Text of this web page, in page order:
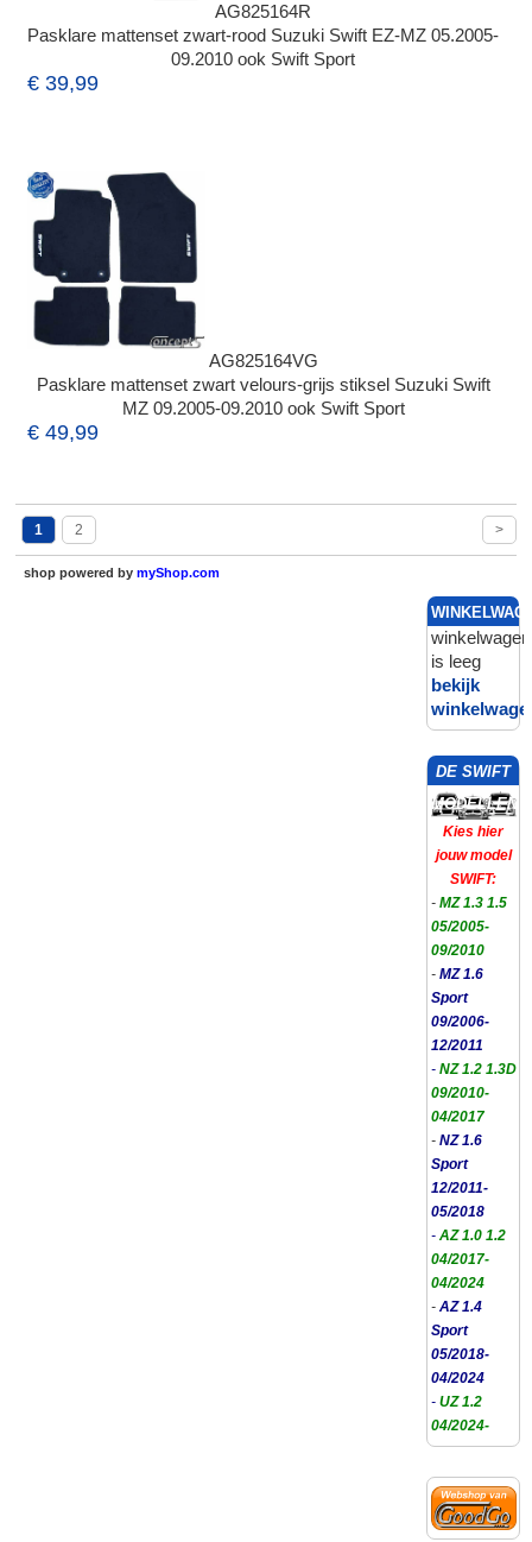
AG825164R
Pasklare mattenset zwart-rood Suzuki Swift EZ-MZ 05.2005-
09.2010 ook Swift Sport
€ 39,99
AG825164VG
Pasklare mattenset zwart velours-grijs stiksel Suzuki Swift
MZ 09.2005-09.2010 ook Swift Sport
€ 49,99
1 2 >
shop powered by myShop.com
winkelwagen
is leeg
bekijk
DE SWIFT
MODELLEN
Kies hier
jouw model
SWIFT:
- MZ 1.3 1.5
05/2005-
09/2010
- MZ 1.6
Sport
09/2006-
12/2011
- NZ 1.2 1.3D
09/2010-
04/2017
- NZ 1.6
Sport
12/2011-
05/2018
- AZ 1.0 1.2
04/2017-
04/2024
- AZ 1.4
Sport
05/2018-
04/2024
- UZ 1.2
04/2024-